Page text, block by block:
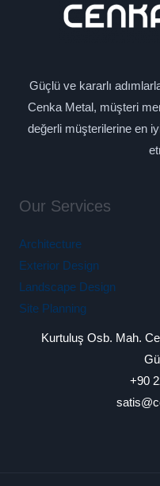
Güçlü ve kararlı
Cenka Metal, müşteri
değerli müşterilerine en
Our Services
Architecture
Exterior Design
Landscape Design
Site Planning
Kurtuluş Osb. Mah.
+90